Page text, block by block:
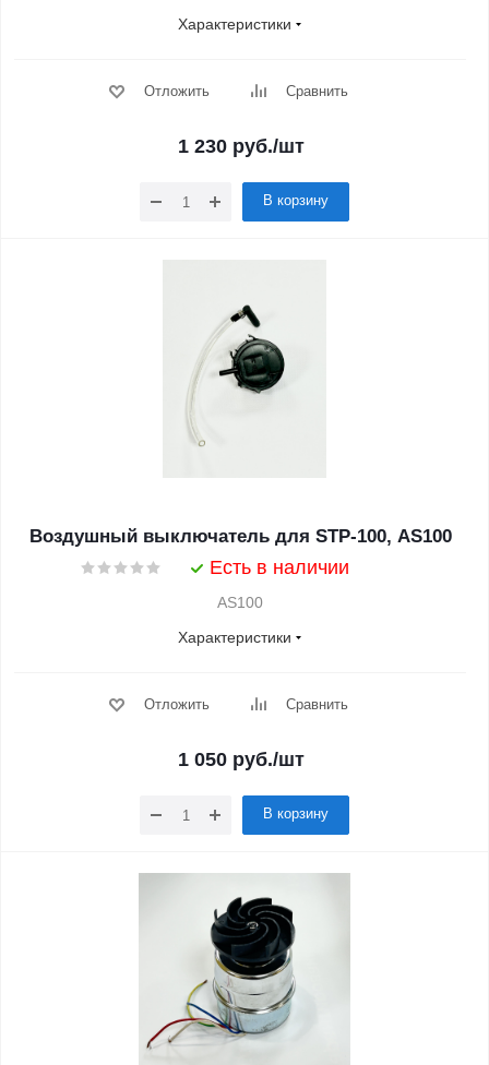
Характеристики
Отложить Сравнить
1 230руб./шт
В корзину
Воздушный выключатель для STP-100, AS100
Есть в наличии
AS100
Характеристики
Отложить Сравнить
1 050руб./шт
В корзину